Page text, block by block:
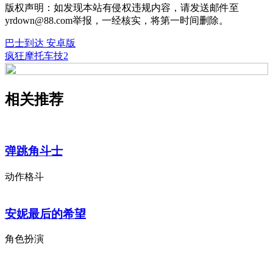
版权声明：如发现本站有侵权违规内容，请发送邮件至
yrdown@88.com举报，一经核实，将第一时间删除。
巴士到达 安卓版
疯狂摩托车技2
相关推荐
弹跳角斗士
动作格斗
安妮最后的希望
角色扮演